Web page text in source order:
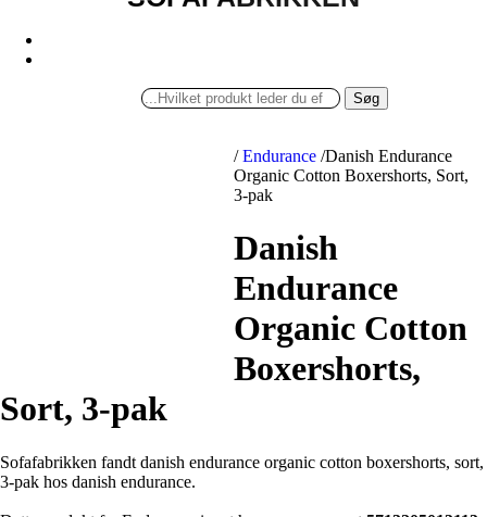
Søg
/ Endurance /Danish Endurance
Organic Cotton Boxershorts, Sort,
3-pak
Danish
Endurance
Organic Cotton
Boxershorts,
Sort, 3-pak
Sofafabrikken fandt danish endurance organic cotton boxershorts, sort,
3-pak hos danish endurance.